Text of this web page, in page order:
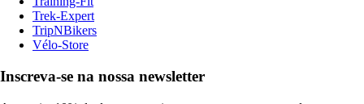
Trek-Expert
TripNBikers
Vélo-Store
Inscreva-se na nossa newsletter